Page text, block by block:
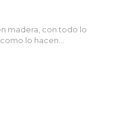
madera, con todo lo
lo hacen...